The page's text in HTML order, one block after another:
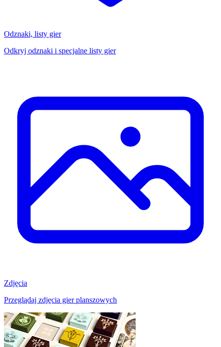
Odznaki, listy gier
Odkryj odznaki i specjalne listy gier
Zdjęcia
Przeglądaj zdjęcia gier planszowych